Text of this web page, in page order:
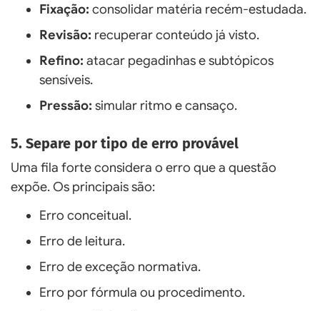
Fixação: consolidar matéria recém-estudada.
Revisão: recuperar conteúdo já visto.
Refino: atacar pegadinhas e subtópicos
sensíveis.
Pressão: simular ritmo e cansaço.
5. Separe por tipo de erro provável
Uma fila forte considera o erro que a questão
expõe. Os principais são:
Erro conceitual.
Erro de leitura.
Erro de exceção normativa.
Erro por fórmula ou procedimento.